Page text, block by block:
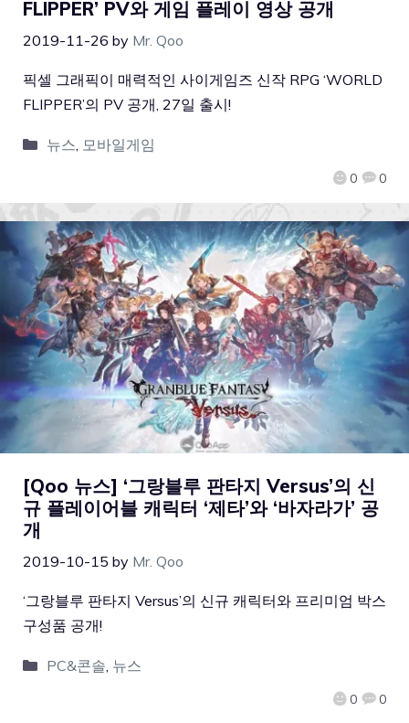
FLIPPER’ PV와 게임 플레이 영상 공개
2019-11-26 by Mr. Qoo
0 0
픽셀 그래픽이 매력적인 사이게임즈 신작 RPG ‘WORLD
FLIPPER’의 PV 공개, 27일 출시!
뉴스, 모바일게임
[Qoo 뉴스] ‘그랑블루 판타지 Versus’의 신
규 플레이어블 캐릭터 ‘제타’와 ‘바자라가’ 공
개
2019-10-15 by Mr. Qoo
0 0
‘그랑블루 판타지 Versus’의 신규 캐릭터와 프리미엄 박스
구성품 공개!
PC&콘솔 뉴스